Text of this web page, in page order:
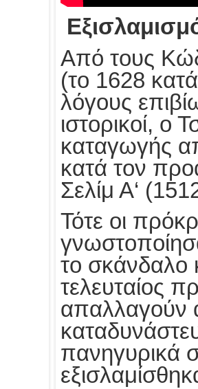
Από τους
(το 1628
λόγους
ιστορικοί,
καταγωγής
κατά τον
Σελίμ Α‘
Τότε οι
το σκάνδαλο
τελευταίος
απαλλαγούν
πανηγυρικά